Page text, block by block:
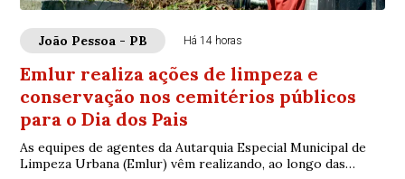
João Pessoa - PB Há 14 horas
Emlur realiza ações de limpeza e
conservação nos cemitérios públicos
para o Dia dos Pais
As equipes de agentes da Autarquia Especial Municipal de
Limpeza Urbana (Emlur) vêm realizando, ao longo das